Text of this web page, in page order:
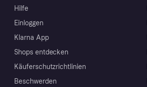
Hilfe
Einloggen
Klarna App
Shops entdecken
Käuferschutzrichtlinien
Beschwerden